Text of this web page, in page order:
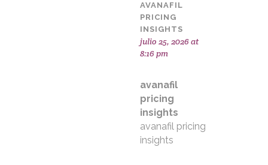
AVANAFIL
PRICING
INSIGHTS
julio 25, 2026 at
8:16 pm
avanafil
pricing
insights
avanafil pricing
insights